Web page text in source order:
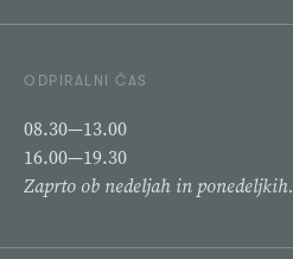
ODPIRALNI ČAS
08.30—13.00
16.00—19.30
Zaprto ob nedeljah in ponedeljkih.